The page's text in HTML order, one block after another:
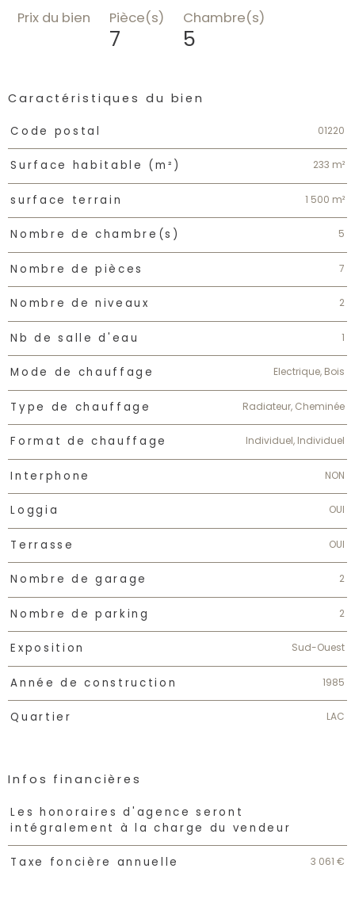
Prix du bien Pièce(s)
7
Chambre(s)
5
Caractéristiques du bien
Caractéristiques Valeurs
Code postal 01220
Surface habitable (m²) 233 m²
surface terrain 1 500 m²
Nombre de chambre(s) 5
Nombre de pièces 7
Nombre de niveaux 2
Nb de salle d'eau 1
Mode de chauffage Electrique, Bois
Type de chauffage Radiateur, Cheminée
Format de chauffage Individuel, Individuel
Interphone NON
Loggia OUI
Terrasse OUI
Nombre de garage 2
Nombre de parking 2
Exposition Sud-Ouest
Année de construction 1985
Quartier LAC
Infos financières
Caractéristiques Valeurs
Les honoraires d'agence seront
intégralement à la charge du vendeur
Taxe foncière annuelle 3 061 €